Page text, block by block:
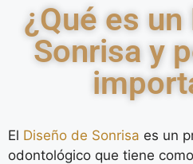
¿Qué es
Sonrisa y
El Diseño de Sonrisa es un
odontológico que tiene